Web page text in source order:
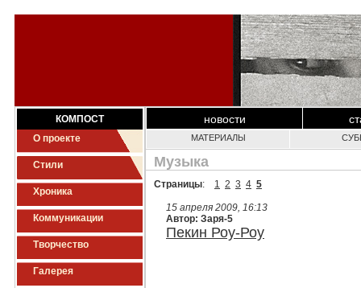
КОМПОСТ
О проекте
Стили
Хроника
Коммуникации
Творчество
Галерея
новости
МАТЕРИАЛЫ
Музыка
Страницы: 1 2 3 4 5
15 апреля 2009, 16:13
Автор: Заря-5
Пекин Роу-Роу